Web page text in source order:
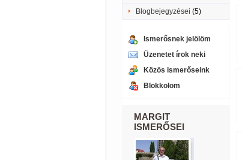
Blogbejegyzései (5)
Ismerősnek jelölöm
Üzenetet írok neki
Közös ismerőseink
Blokkolom
MARGIT
ISMERŐSEI